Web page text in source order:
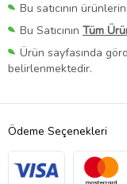
Bu satıcının
Bu Satıcının Tüm
Ürün sayfasında
belirlenmektedir.
Ödeme Seçenekleri